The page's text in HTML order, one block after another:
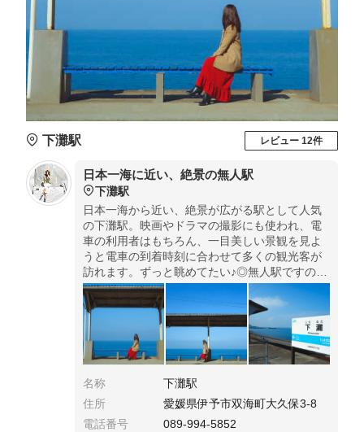
下灘駅 レビュー 12件
日本一海に近い、絶景の無人駅
下灘駅
日本一海から近い、絶景が広がる駅として人気
の下灘駅。映画やドラマの撮影にも使われ、電
車の利用者はもちろん、一目美しい景観を見よ
うと電車の到着時刻に合わせて多くの観光客が
訪れます。ずっと眺めてたい♪◎無人駅ですの
で、見学だけも可能です。あまり本数は多くな
いため予め電車の時刻を調べておいたほうがい
いです。
名称
下灘駅
住所
愛媛県伊予市双海町大久保3-8
電話番号
089-994-5852